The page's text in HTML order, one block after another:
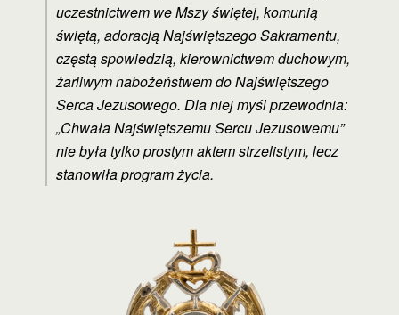
uczestnictwem we Mszy świętej, komunią
świętą, adoracją Najświętszego Sakramentu,
częstą spowiedzią, kierownictwem duchowym,
żarliwym nabożeństwem do Najświętszego
Serca Jezusowego. Dla niej myśl przewodnia:
„Chwała Najświętszemu Sercu Jezusowemu”
nie była tylko prostym aktem strzelistym, lecz
stanowiła program życia.